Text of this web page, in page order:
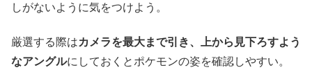
しがないように気をつけよう。
厳選する際はカメラを最大まで引き、上から見下ろすよう
なアングルにしておくとポケモンの姿を確認しやすい。